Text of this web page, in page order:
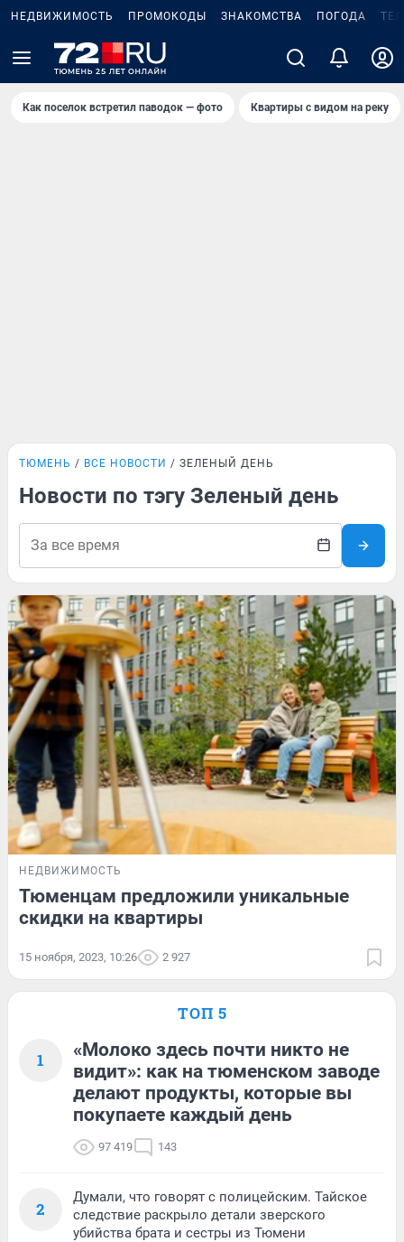
НЕДВИЖИМОСТЬ ПРОМОКОДЫ ЗНАКОМСТВА ПОГОДА
Как поселок встретил паводок — фото Квартиры с видом на реку
ТЮМЕНЬ ВСЕ НОВОСТИ ЗЕЛЕНЫЙ ДЕНЬ
Новости по тэгу Зеленый день
НЕДВИЖИМОСТЬ
Тюменцам предложили уникальные
скидки на квартиры
15 ноября, 2023, 10:26 2 927
ТОП 5
1
«Молоко здесь почти никто не
видит»: как на тюменском заводе
делают продукты, которые вы
покупаете каждый день
97 419 143
2
Думали, что говорят с полицейским. Тайское
следствие раскрыло детали зверского
убийства брата и сестры из Тюмени